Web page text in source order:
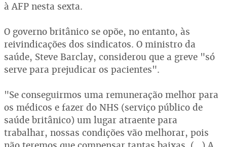
à AFP nesta sexta.
O governo britânico se opõe, no entanto, às
reivindicações dos sindicatos. O ministro da
saúde, Steve Barclay, considerou que a greve "só
serve para prejudicar os pacientes".
"Se conseguirmos uma remuneração melhor para
os médicos e fazer do NHS (serviço público de
saúde britânico) um lugar atraente para
trabalhar, nossas condições vão melhorar, pois